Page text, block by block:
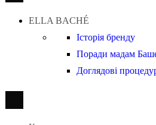
ELLA BACHÉ
Історія бренду
Поради мадам
Доглядові